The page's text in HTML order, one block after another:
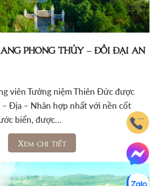
PHONG THỦY – ĐỒI ĐẠI AN
viên Tưởng niệm Thiên Đức được
– Địa – Nhân hợp nhất với nền cốt
biển, được…
Xem chi tiết